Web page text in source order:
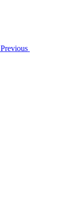
Previous